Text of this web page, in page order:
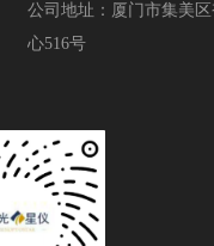
公司地址：厦门市集美
心516号